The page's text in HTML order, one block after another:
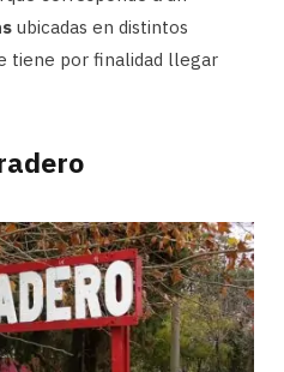
ubicadas en distintos
tiene por finalidad llegar